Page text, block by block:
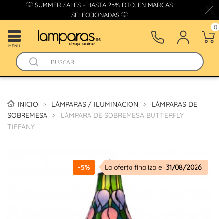
💡 SUMMER SALES - HASTA 25% DTO. EN MARCAS
SELECCIONADAS 💡
MENÚ
0
INICIO LÁMPARAS / ILUMINACIÓN
LÁMPARAS DE
SOBREMESA
LÁMPARA DE SOBREMESA BUTTERFLY
TIFFANY
-5% La oferta finaliza el 31/08/2026